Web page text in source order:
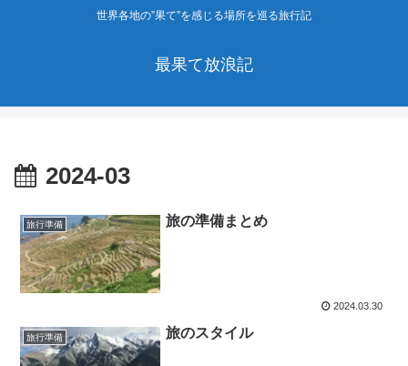
世界各地の”果て”を感じる場所を巡る旅行記
最果て放浪記
2024-03
旅行準備 旅の準備まとめ
2024.03.30
旅行準備 旅のスタイル